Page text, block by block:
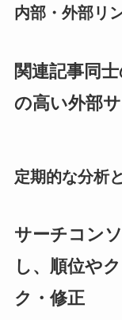
内部・外部リ
関連記事同
の高い外部
定期的な分析
サーチコン
し、順位や
ク・修正